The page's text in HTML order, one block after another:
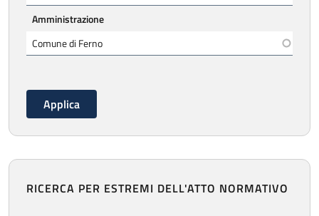
Amministrazione
RICERCA PER ESTREMI DELL'ATTO NORMATIVO